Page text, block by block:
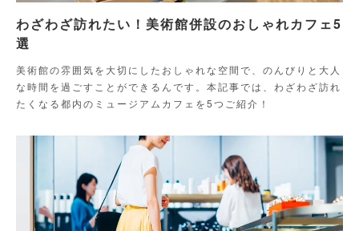
わざわざ訪れたい！美術館併設のおしゃれカフェ5
選
美術館の雰囲気を大切にしたおしゃれな空間で、のんびりと大人
な時間を過ごすことができるんです。本記事では、わざわざ訪れ
たくなる都内のミュージアムカフェを5つご紹介！